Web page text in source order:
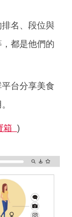
排名、段位與
都是他們的
平台分享美食
箱 )